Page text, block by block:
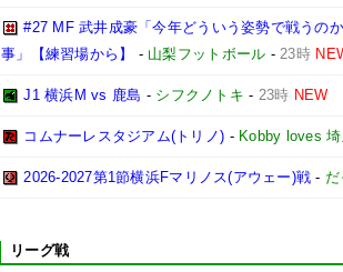
#27 MF 武井成豪「今年どういう姿勢で戦うの
事」【練習場から】
- 山梨フットボール -23時
J1 横浜M vs 鹿島 - シフクノトキ - 23時 NEW
コムナーレスタジアム(トリノ) - Kobby loves
2026-2027第1節横浜Fマリノス(アウェー)戦 -
リーグ戦